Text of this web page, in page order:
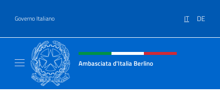
Governo Italiano IT DE
Intestazione sito, social e menù
Ambasciata d'Italia Berlino